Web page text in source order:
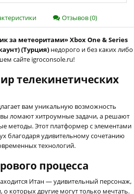
Отзывов (0)
за метеоритами» Xbox One & Series
(Турция) недорого и без каких либо
сайте igroconsole.ru!
телекинетических
вам уникальную возможность
ломают хитроумные задачи, а решают
методы. Этот платформер с элементами
благодаря удивительному сочетанию
технологий.
процесса
Итан — удивительный персонаж,
которых другие могут только мечтать.